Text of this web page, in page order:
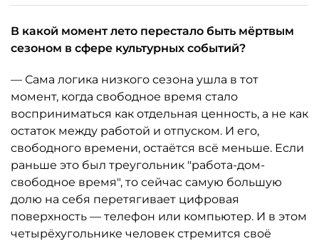
В какой момент лето перестало быть мёртвым
сезоном в сфере культурных событий?
— Сама логика низкого сезона ушла в тот
момент, когда свободное время стало
восприниматься как отдельная ценность, а не как
остаток между работой и отпуском. И его,
свободного времени, остаётся всё меньше. Если
раньше это был треугольник "работа-дом-
свободное время", то сейчас самую большую
долю на себя перетягивает цифровая
поверхность — телефон или компьютер. И в этом
четырёхугольнике человек стремится своё